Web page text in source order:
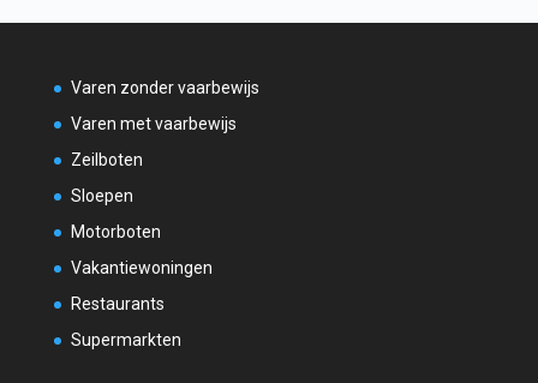
Varen zonder vaarbewijs
Varen met vaarbewijs
Zeilboten
Sloepen
Motorboten
Vakantiewoningen
Restaurants
Supermarkten